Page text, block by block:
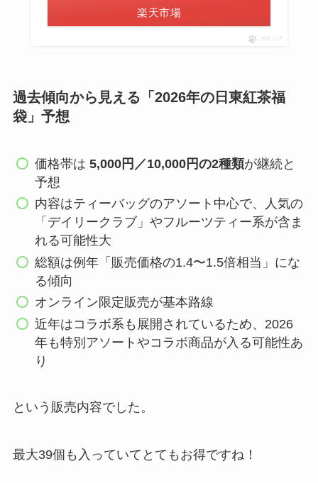
楽天市場
ポチップ
過去傾向から見える「2026年の日東紅茶福
袋」予想
価格帯は5,000円／10,000円の2種類が継続と
予想
内容はティーバッグのアソート中心で、人気の
「デイリークラブ」やフルーツティー系が含ま
れる可能性大
総額は例年「販売価格の1.4〜1.5倍相当」にな
る傾向
オンライン限定販売が基本路線
近年はコラボ系も展開されているため、2026
年も特別アソートやコラボ商品が入る可能性あ
り
という販売内容でした。
最大39個も入っていてとてもお得ですね！